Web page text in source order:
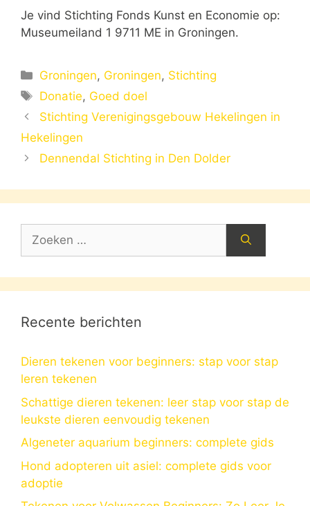
Je vind Stichting Fonds Kunst en Economie op:
Museumeiland 1 9711 ME in Groningen.
Categorieën
Groningen, Groningen, Stichting
Tags
Donatie, Goed doel
Stichting Verenigingsgebouw Hekelingen in
Hekelingen
Dennendal Stichting in Den Dolder
Zoek
Recente berichten
Dieren tekenen voor beginners: stap voor stap
leren tekenen
Schattige dieren tekenen: leer stap voor stap de
leukste dieren eenvoudig tekenen
Algeneter aquarium beginners: complete gids
Hond adopteren uit asiel: complete gids voor
adoptie